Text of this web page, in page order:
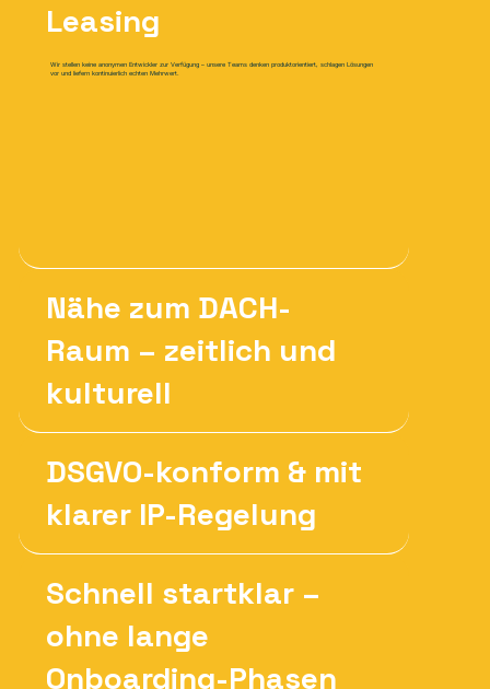
Leasing
Wir stellen keine anonymen Entwickler zur Verfügung – unsere Teams denken produktorientiert, schlagen Lösungen
vor und liefern kontinuierlich echten Mehrwert.
Nähe zum DACH-
Raum – zeitlich und
kulturell
DSGVO-konform & mit
klarer IP-Regelung
Schnell startklar –
ohne lange
Onboarding-Phasen